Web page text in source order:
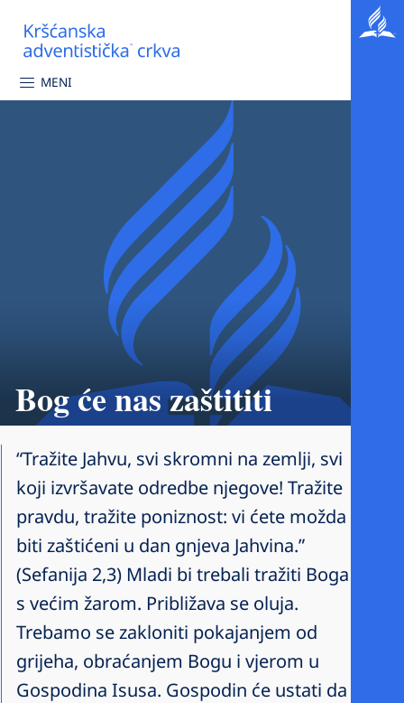
MENI
Bog će nas zaštititi
“Tražite Jahvu, svi skromni na zemlji, svi
koji izvršavate odredbe njegove! Tražite
pravdu, tražite poniznost: vi ćete možda
biti zaštićeni u dan gnjeva Jahvina.”
(Sefanija 2,3) Mladi bi trebali tražiti Boga
s većim žarom. Približava se oluja.
Trebamo se zakloniti pokajanjem od
grijeha, obraćanjem Bogu i vjerom u
Gospodina Isusa. Gospodin će ustati da